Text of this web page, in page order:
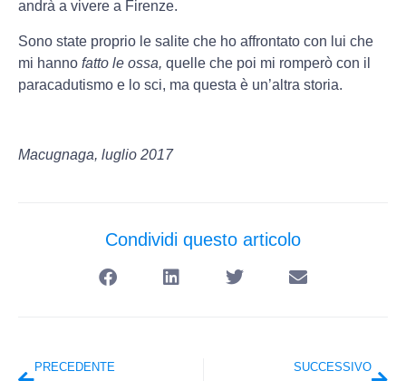
andrà a vivere a Firenze.
Sono state proprio le salite che ho affrontato con lui che
mi hanno fatto le ossa, quelle che poi mi romperò con il
paracadutismo e lo sci, ma questa è un’altra storia.
Macugnaga, luglio 2017
Condividi questo articolo
PRECEDENTE SUCCESSIVO